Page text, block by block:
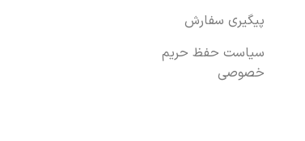
پیگیری سفارش
سیاست حفظ حریم
خصوصی